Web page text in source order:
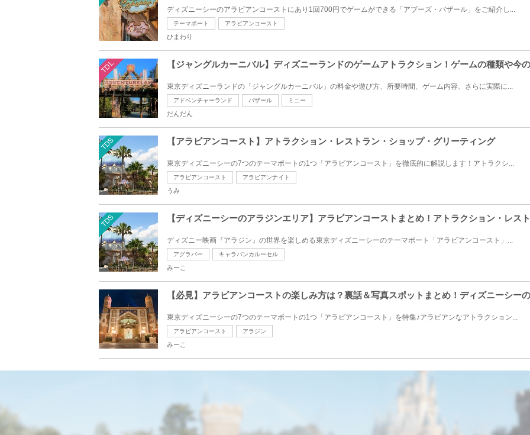
ディズニーシーのアラビアンコーストにあり1回700円でゲームができる「アブーズ・バザール」をご紹介し...
テーマポート アラビアンコースト
ひまわり
TDL 【ジャングルカーニバル】ディズニーランドのゲームアトラクション！ゲームの種類や今
東京ディズニーランドの「ジャングルカーニバル」の料金や遊び方、所要時間、ゲーム内容、さらに実際に...
アドベンチャーランド バザール ミニー
だんだん
TDS 【アラビアンコースト】アトラクション・レストラン・ショップ・グリーティング
東京ディズニーシーの7つのテーマポートの1つ「アラビアンコースト」を徹底的に解説します！アトラクシ...
アラビアンコースト アラビアンナイト
うみ
TDS 【ディズニーシーのアラジンエリア】アラビアンコーストまとめ！アトラクション・レス
ディズニー映画『アラジン』の世界を楽しめる東京ディズニーシーのテーマポート「アラビアンコースト」...
アグラバー キャラバンカルーセル
みーこ
【必見】アラビアンコーストの楽しみ方は？裏話＆写真スポットまとめ！ディズニーシー
東京ディズニーシーの7つのテーマポートの1つ「アラビアンコースト」を特集♪アラビアンなアトラクション...
アラビアンコースト アラジン
みーこ